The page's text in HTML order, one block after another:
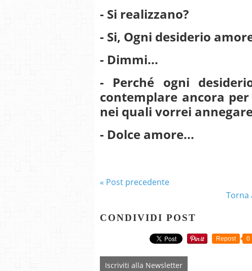
- Si realizzano?
- Si, Ogni desiderio
- Dimmi...
- Perché ogni
contemplare ancora
nei quali vorrei
- Dolce amore...
« Post precedente
Torna
CONDIVIDI POST
Repost 0
Iscriviti alla Newsletter